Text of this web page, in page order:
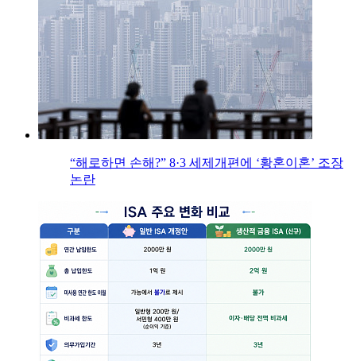
“해로하면 손해?” 8·3 세제개편에 ‘황혼이혼’ 조장
논란